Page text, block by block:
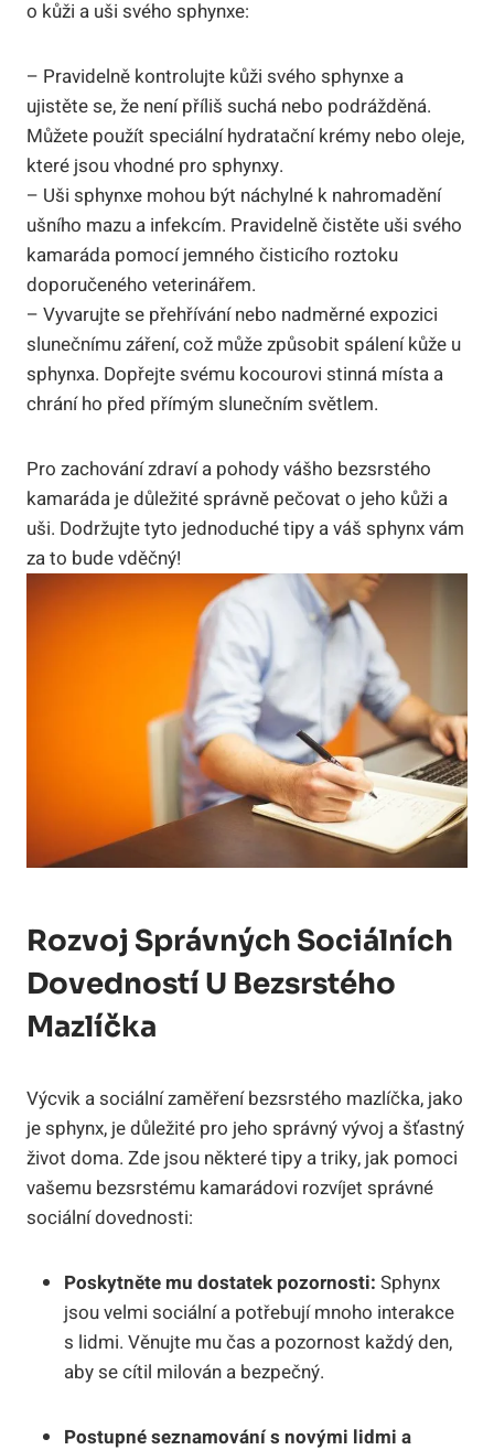
o kůži a uši svého sphynxe:
– Pravidelně kontrolujte kůži svého sphynxe a
ujistěte se, že není příliš suchá nebo podrážděná.
Můžete použít speciální hydratační krémy nebo oleje,
které jsou vhodné pro sphynxy.
– Uši sphynxe mohou být náchylné k nahromadění
ušního mazu a infekcím. Pravidelně čistěte uši svého
kamaráda pomocí jemného čisticího roztoku
doporučeného veterinářem.
– Vyvarujte se přehřívání nebo nadměrné expozici
slunečnímu záření, což může způsobit spálení kůže u
sphynxa. Dopřejte svému kocourovi stinná místa a
chrání ho před přímým slunečním světlem.
Pro zachování zdraví a pohody vášho bezsrstého
kamaráda je důležité správně pečovat o jeho kůži a
uši. Dodržujte tyto jednoduché tipy a váš sphynx vám
za to bude vděčný!
Rozvoj Správných Sociálních
Dovedností U Bezsrstého
Mazlíčka
Výcvik a sociální zaměření bezsrstého mazlíčka, jako
je sphynx, je důležité pro jeho správný vývoj a šťastný
život doma. Zde jsou některé tipy a triky, jak pomoci
vašemu bezsrstému kamarádovi rozvíjet správné
sociální dovednosti:
Poskytněte mu dostatek pozornosti: Sphynx
jsou velmi sociální a potřebují mnoho interakce
s lidmi. Věnujte mu čas a pozornost každý den,
aby se cítil milován a bezpečný.
Postupné seznamování s novými lidmi a